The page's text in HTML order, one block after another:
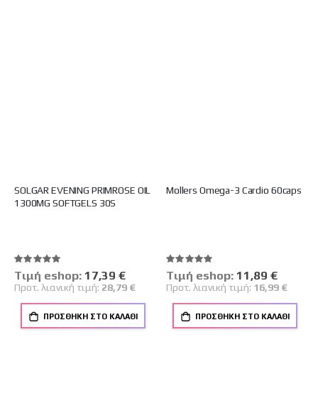
SOLGAR EVENING PRIMROSE OIL
1300MG SOFTGELS 30S
Βαθμολογία:
100%
Tιμή eshop: Ειδική
Τιμή
17,39 €
Προτ. λιανική τιμή: 28,79 €
ΠΡΟΣΘΉΚΗ ΣΤΟ ΚΑΛΆΘΙ
Mollers Omega-3 Cardio 60caps
Βαθμολογία:
100%
Tιμή eshop: Ειδική
Τιμή
11,89 €
Προτ. λιανική τιμή: 16,99 €
ΠΡΟΣΘΉΚΗ ΣΤΟ ΚΑΛΆΘΙ